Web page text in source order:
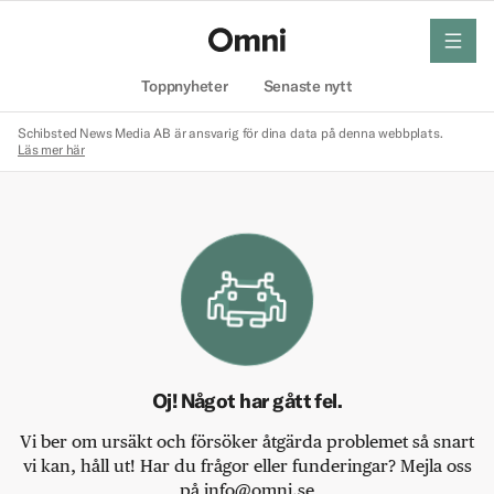
Toppnyheter Senaste nytt
meny
Schibsted News Media AB är ansvarig för dina data på denna webbplats.
Läs mer här
Oj! Något har gått fel.
Vi ber om ursäkt och försöker åtgärda problemet så snart
vi kan, håll ut! Har du frågor eller funderingar? Mejla oss